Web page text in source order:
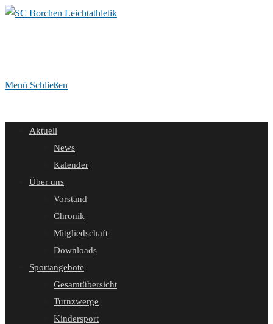
Zum
Menü Schließen
Aktuell
News
Kalender
Über uns
Vorstand
Chronik
Mitgliedschaft
Downloads
Sportangebote
Gesamtübersicht
Turnzwerge
Kindersport